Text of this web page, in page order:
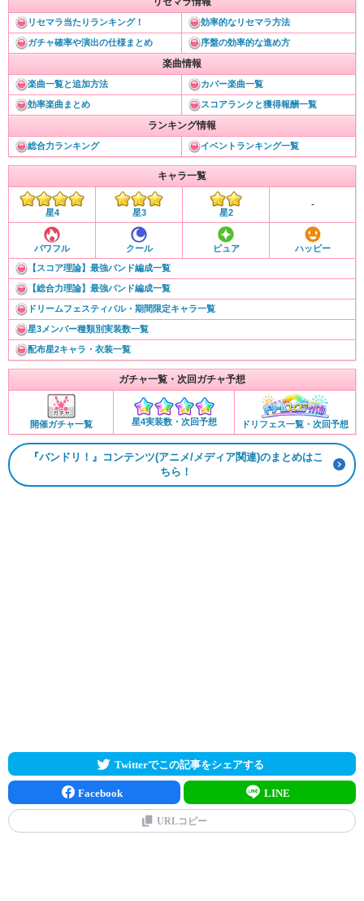
リセマラ当たりランキング！ 効率的なリセマラ方法
ガチャ確率や演出の仕様まとめ 序盤の効率的な進め方
楽曲情報
楽曲一覧と追加方法 カバー楽曲一覧
効率楽曲まとめ スコアランクと獲得報酬一覧
ランキング情報
総合力ランキング イベントランキング一覧
キャラ一覧
星4 星3 星2
-
パワフル クール ピュア
ハッピー
【スコア理論】最強バンド編成一覧
【総合力理論】最強バンド編成一覧
ドリームフェスティバル・期間限定キャラ一覧
星3メンバー種類別実装数一覧
配布星2キャラ・衣装一覧
ガチャ一覧・次回ガチャ予想
開催ガチャ一覧 星4実装数・次回予想 ドリフェス一覧・次回予想
『バンドリ！』コンテンツ(アニメ/メディア関連)のまとめはこ
ちら！
Twitterでこの記事をシェアする
Facebook LINE
URLコピー